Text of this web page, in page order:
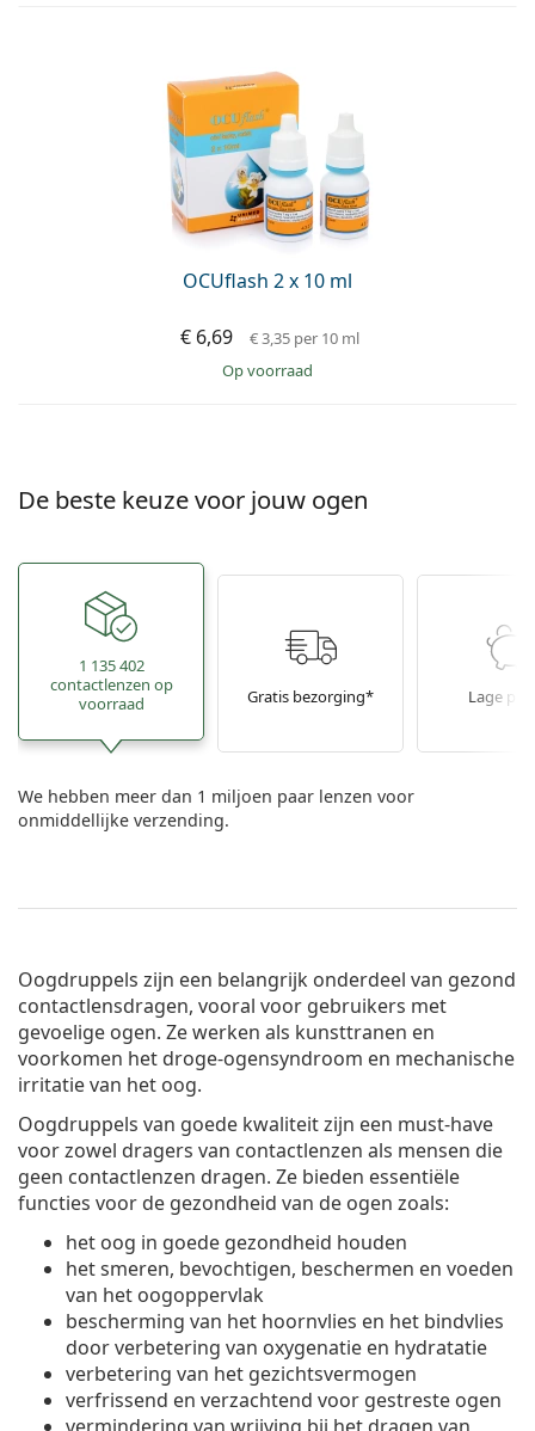
OCUflash 2 x 10 ml
€ 6,69 € 3,35 per 10 ml
op voorraad
De beste keuze voor jouw ogen
1 135 402
contactlenzen op
voorraad
Gratis bezorging* Lage
We hebben meer dan 1 miljoen paar lenzen voor
onmiddellijke verzending.
Oogdruppels zijn een belangrijk onderdeel van gezond
contactlensdragen, vooral voor gebruikers met
gevoelige ogen. Ze werken als kunsttranen en
voorkomen het droge-ogensyndroom en mechanische
irritatie van het oog.
Oogdruppels van goede kwaliteit zijn een must-have
voor zowel dragers van contactlenzen als mensen die
geen contactlenzen dragen. Ze bieden essentiële
functies voor de gezondheid van de ogen zoals:
het oog in goede gezondheid houden
het smeren, bevochtigen, beschermen en voeden
van het oogoppervlak
bescherming van het hoornvlies en het bindvlies
door verbetering van oxygenatie en hydratatie
verbetering van het gezichtsvermogen
verfrissend en verzachtend voor gestreste ogen